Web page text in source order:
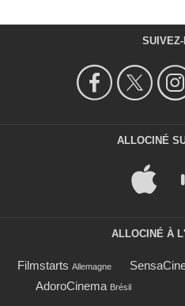
SUIVEZ-
ALLOCINÉ
ALLOCINÉ À
Filmstarts Allemagne
AdoroCinema Brésil